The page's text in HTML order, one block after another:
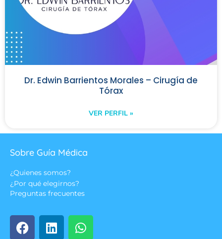
Dr. Edwin Barrientos Morales – Cirugía de
Tórax
VER PERFIL »
Sobre Guía Médica
¿Quienes somos?
¿Por qué elegirnos?
Preguntas frecuentes